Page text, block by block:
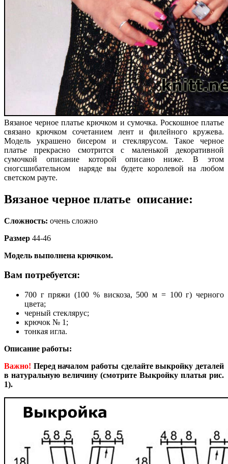
Вязаное черное платье крючком и сумочка. Роскошное платье
связано крючком сочетанием лент и филейного кружева.
Модель украшено бисером и стеклярусом. Такое черное
платье прекрасно смотрится с маленькой декоративной
сумочкой описание которой описано ниже. В этом
сногсшибательном наряде вы будете королевой на любом
светском рауте.
Вязаное черное платье описание:
Сложность: очень сложно
Размер 44-46
Модель выполнена крючком.
Вам потребуется:
700 г пряжи (100 % вискоза, 500 м = 100 г) черного
цвета;
черный стеклярус;
крючок № 1;
тонкая игла.
Описание работы:
Важно! Перед началом работы сделайте выкройку деталей
в натуральную величину (смотрите Выкройку платья рис.
1).